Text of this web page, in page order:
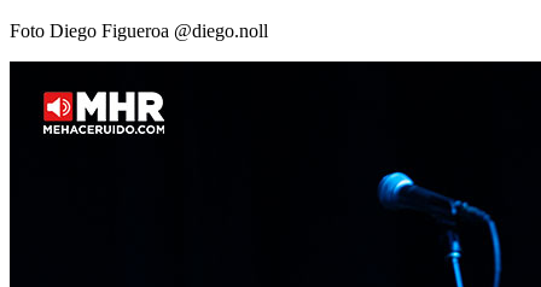
Foto Diego Figueroa @diego.noll